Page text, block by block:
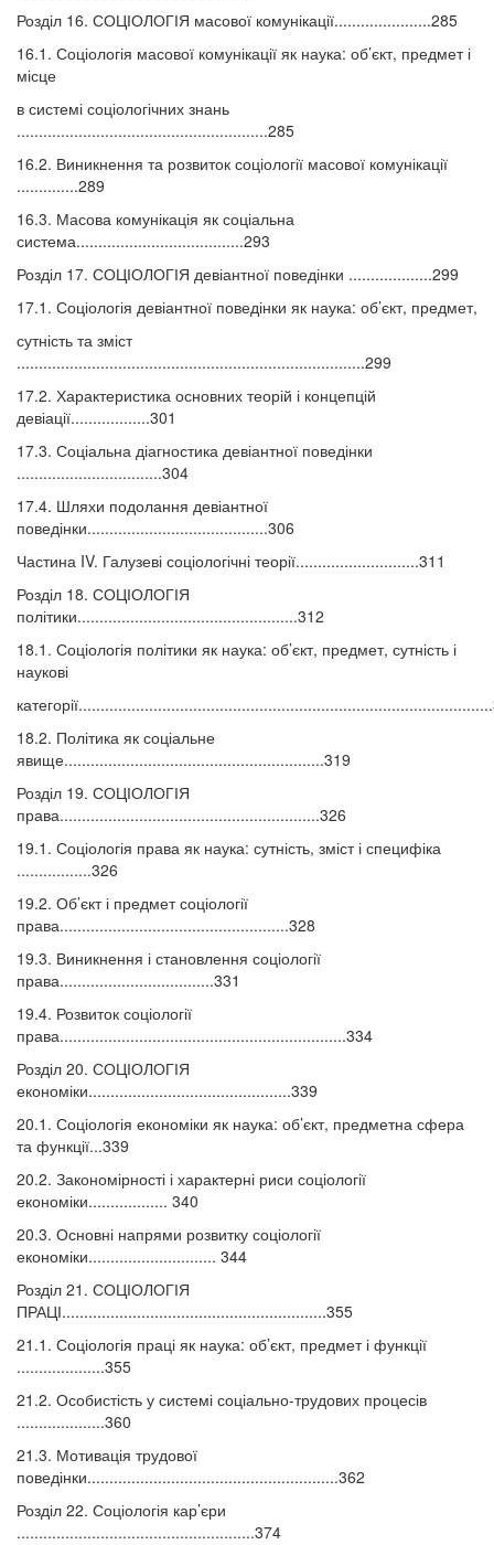
Розділ 16. СОЦІОЛОГІЯ масової комунікації......................285
16.1. Соціологія масової комунікації як наука: об’єкт, предмет і
місце
в системі соціологічних знань
.........................................................285
16.2. Виникнення та розвиток соціології масової комунікації
..............289
16.3. Масова комунікація як соціальна
система......................................293
Розділ 17. СОЦІОЛОГІЯ девіантної поведінки ...................299
17.1. Соціологія девіантної поведінки як наука: об’єкт, предмет,
сутність та зміст
...............................................................................299
17.2. Характеристика основних теорій і концепцій
девіації..................301
17.3. Соціальна діагностика девіантної поведінки
.................................304
17.4. Шляхи подолання девіантної
поведінки.........................................306
Частина IV. Галузеві соціологічні теорії............................311
Розділ 18. СОЦІОЛОГІЯ
політики..................................................312
18.1. Соціологія політики як наука: об’єкт, предмет, сутність і
наукові
18.2. Політика як соціальне
явище...........................................................319
Розділ 19. СОЦІОЛОГІЯ
права...........................................................326
19.1. Соціологія права як наука: сутність, зміст і специфіка
.................326
19.2. Об’єкт і предмет соціології
права....................................................328
19.3. Виникнення і становлення соціології
права...................................331
19.4. Розвиток соціології
права.................................................................334
Розділ 20. СОЦІОЛОГІЯ
економіки..............................................339
20.1. Соціологія економіки як наука: об’єкт, предметна сфера
та функції...339
20.2. Закономірності і характерні риси соціології
економіки.................. 340
20.3. Основні напрями розвитку соціології
економіки............................. 344
Розділ 21. СОЦІОЛОГІЯ
ПРАЦІ............................................................355
21.1. Соціологія праці як наука: об’єкт, предмет і функції
....................355
21.2. Особистість у системі соціально-трудових процесів
....................360
21.3. Мотивація трудової
поведінки.........................................................362
Розділ 22. Соціологія кар’єри
......................................................374